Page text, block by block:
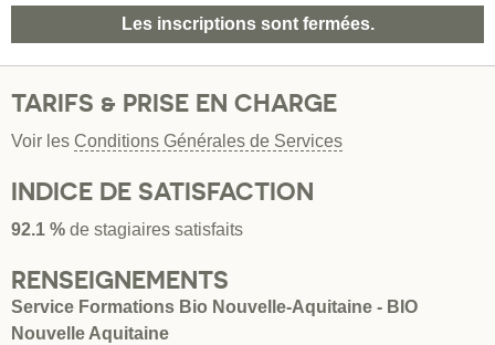
Les inscriptions sont fermées.
TARIFS & PRISE EN CHARGE
Voir les Conditions Générales de Services
INDICE DE SATISFACTION
92.1 % de stagiaires satisfaits
RENSEIGNEMENTS
Service Formations Bio Nouvelle-Aquitaine - BIO
Nouvelle Aquitaine